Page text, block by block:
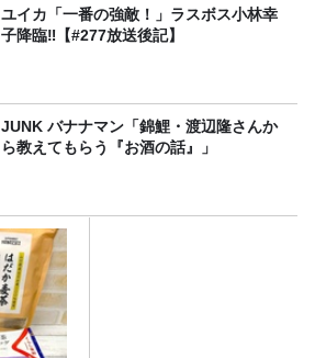
ユイカ「一番の強敵！」ラスボス小林幸
子降臨‼【#277放送後記】
JUNK バナナマン「錦鯉・渡辺隆さんか
ら教えてもらう『お酒の話』」